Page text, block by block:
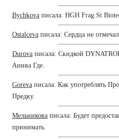
Bychkova писала: HGH Frag St
Ostalceva писала: Сердца не
Durova писала: Скидкой
Анива Где.
Goreva писала: Как употреблять
Предку.
Мельникова писала: Будет
принимать.